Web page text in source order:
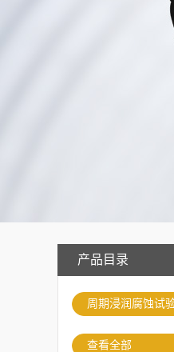
产品目录
周期浸润腐蚀试
查看全部